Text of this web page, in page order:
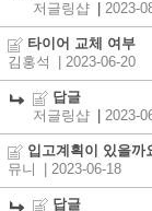
저글링샵
2023-
타이어 교체 여부
김홍석
| 2023-06-20
답글
저글링샵
2023-
입고계획이 있을까
뮤니
| 2023-06-18
답글